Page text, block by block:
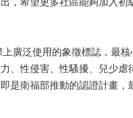
廣泛使用的象徵標誌，最
、性侵害、性騷擾、兒少
是衛福部推動的認證計畫，